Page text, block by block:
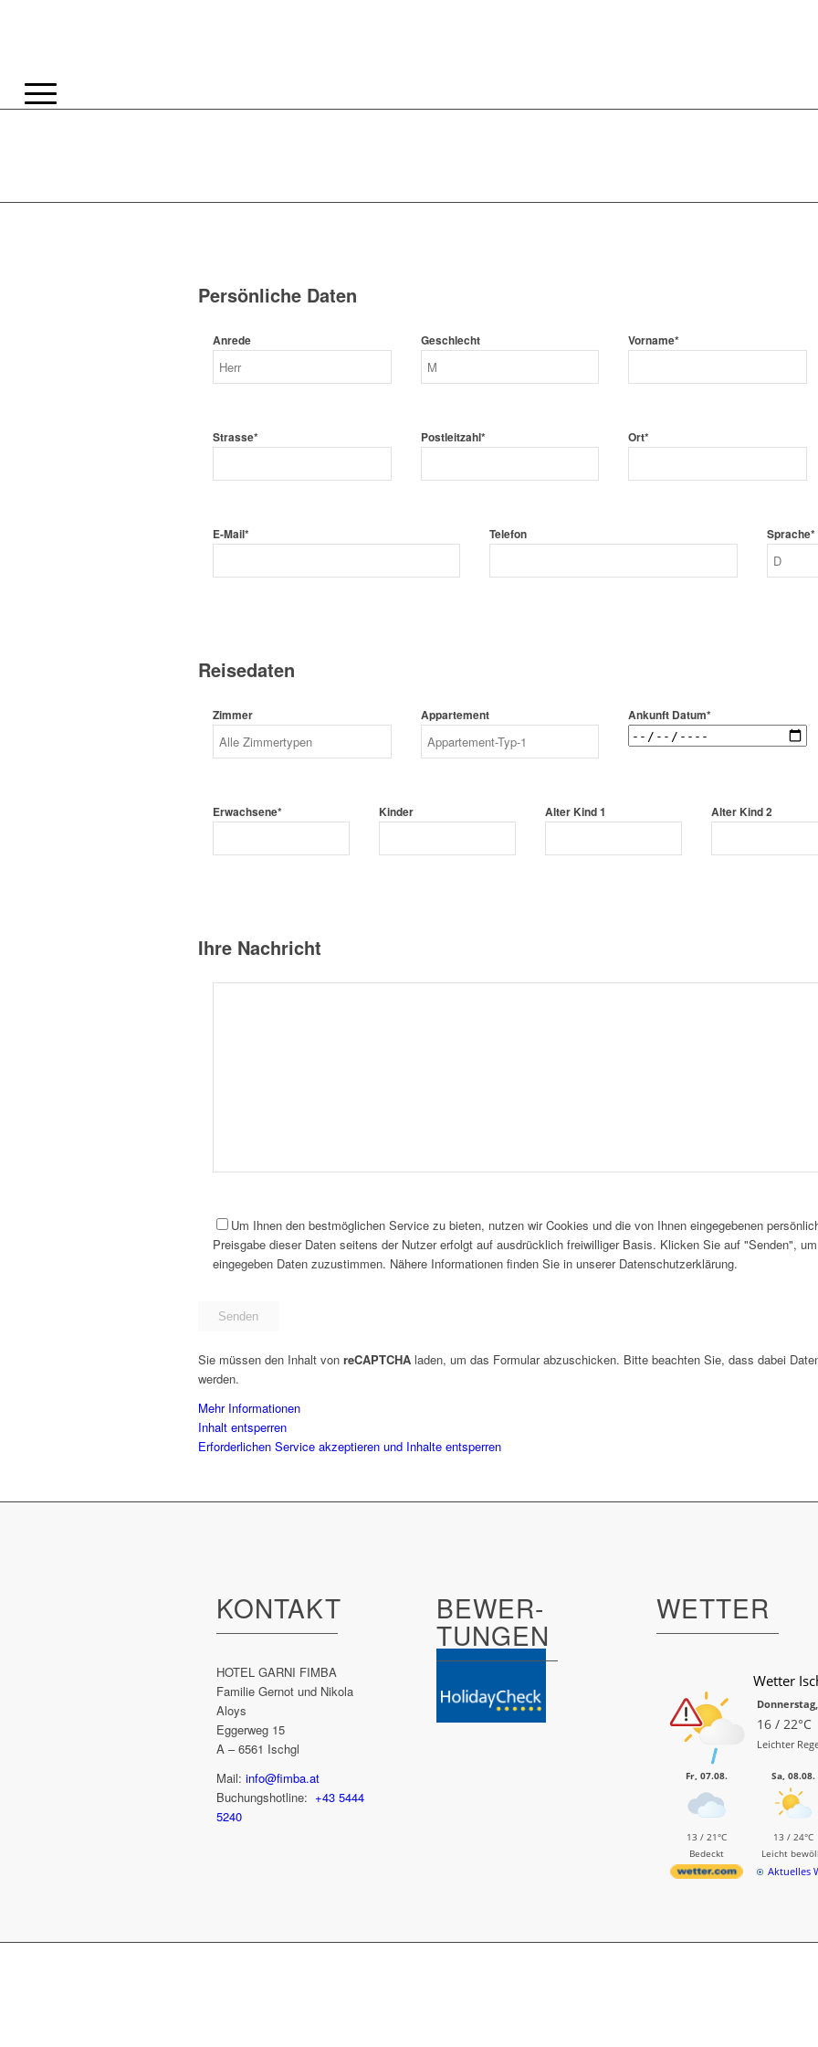
Persönliche Daten
Anrede Geschlecht Vorname*
Strasse* Postleitzahl* Ort*
E-Mail* Telefon Sprache*
Reisedaten
Zimmer Appartement Ankunft Datum*
Erwachsene* Kinder Alter Kind 1 Alter Kind 2
Ihre Nachricht
Um Ihnen den bestmöglichen Service zu bieten, nutzen wir Cookies und die von Ihnen eingegebenen
Preisgabe dieser Daten seitens der Nutzer erfolgt auf ausdrücklich freiwilliger Basis. Klicken Sie auf "Senden",
eingegeben Daten zuzustimmen. Nähere Informationen finden Sie in unserer Datenschutzerklärung.
Sie müssen den Inhalt von reCAPTCHA laden, um das Formular abzuschicken. Bitte beachten Sie, dass dabei
werden.
Mehr Informationen
Inhalt entsperren
Erforderlichen Service akzeptieren und Inhalte entsperren
KONTAKT
HOTEL GARNI FIMBA
Familie Gernot und Nikola
Aloys
Eggerweg 15
A – 6561 Ischgl
Mail: info@fimba.at
Buchungshotline: +43 5444
5240
BEWER­
TUNGEN
WETTER
Wetter
Donnerstag,
16 / 22°C
Leichter
Fr, 07.08.
13 / 21°C
Bedeckt
Sa, 08.08.
13 / 24°C
Leicht
Aktuelles